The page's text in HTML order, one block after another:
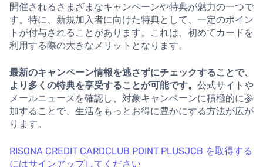
開催されるさまざまなキャンペーンや特典が魅力の一つで
す。特に、新規加入者に向けた特典として、一定のポイン
トが付与されることがあります。これは、初めてカードを
利用する際の大きなメリットとなります。
最新のキャンペーン情報を逃さずにチェックすることで、
より多くの特典を享受することが可能です。 公式サイトや
メールニュースを確認し、対象キャンペーンに積極的に参
加することで、生活をもっとお得に豊かにする方法が広が
ります。
RISONA CREDIT CARDCLUB POINT PLUSJCB を取得する
にはサインアップしてください